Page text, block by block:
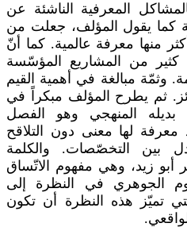
المعرفية الناشئة عن
كما يقول المؤلف، جعلت من
منها معرفة عالمية. كما أنّ
كثير من المشاريع المؤسّسة
وثمّة مبالغة في أهمية القيم
ثم يطرح المؤلف مبكراً في
بديله المنهجي وهو الفصل
معرفة لها معنى دون التلاقح
بين التخصّصات. والكلمة
أبو زيد، وهي مفهوم الاتّساق
الجوهري في النظرة إلى
تميّز هذه النظرة أن تكون